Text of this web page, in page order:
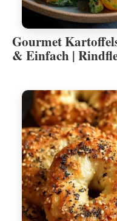
Gourmet
& Einfach |